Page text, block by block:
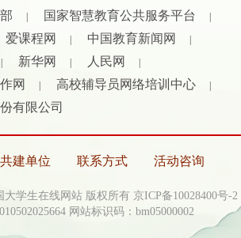
国家智慧教育公共服务平台
爱课程网 中国教育新闻网
新华网 人民网
网 高校辅导员网络培训中心
有限公司
共建单位 联系方式 活动咨询
大学生在线网站 版权所有 京ICP备10028400号-2
网站标识码：bm05000002